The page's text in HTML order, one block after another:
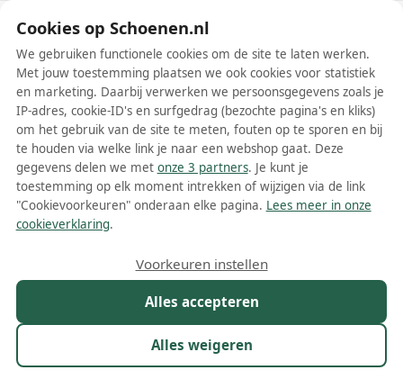
Schoenen.nl
Wis filters Alle filters
Gele Giuseppe Zanotti schoenen
Meer lezen
Kleur 1
49 resultaten:
Cookies op Schoenen.nl
We gebruiken functionele cookies om de site te laten werken.
Met jouw toestemming plaatsen we ook cookies voor statistiek
en marketing. Daarbij verwerken we persoonsgegevens zoals je
IP-adres, cookie-ID's en surfgedrag (bezochte pagina's en kliks)
om het gebruik van de site te meten, fouten op te sporen en bij
te houden via welke link je naar een webshop gaat. Deze
gegevens delen we met onze 3 partners. Je kunt je
toestemming op elk moment intrekken of wijzigen via de link
"Cookievoorkeuren" onderaan elke pagina. Lees meer in onze
cookieverklaring.
Alles accepteren
Alles weigeren
Voorkeuren instellen